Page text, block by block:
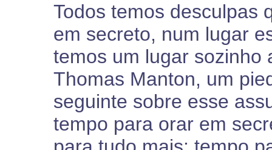
Todos temos desculpas
em secreto, num lugar
temos um lugar sozinho
Thomas Manton, um
seguinte sobre esse
tempo para orar em